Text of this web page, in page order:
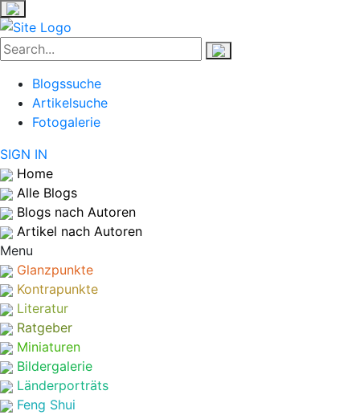
Blogssuche
Artikelsuche
Fotogalerie
SIGN IN
Home
Alle Blogs
Blogs nach Autoren
Artikel nach Autoren
Menu
Glanzpunkte
Kontrapunkte
Literatur
Ratgeber
Miniaturen
Bildergalerie
Länderporträts
Feng Shui